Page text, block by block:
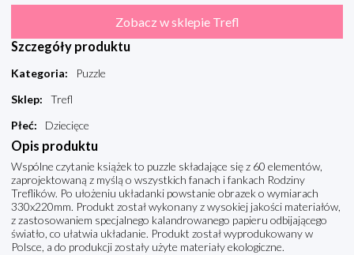
Zobacz w sklepie Trefl
Szczegóły produktu
Kategoria:
Puzzle
Sklep:
Trefl
Płeć: Dziecięce
Opis produktu
Wspólne czytanie książek to puzzle składające się z 60 elementów,
zaprojektowaną z myślą o wszystkich fanach i fankach Rodziny
Treflików. Po ułożeniu układanki powstanie obrazek o wymiarach
330x220mm. Produkt został wykonany z wysokiej jakości materiałów,
z zastosowaniem specjalnego kalandrowanego papieru odbijającego
światło, co ułatwia układanie. Produkt został wyprodukowany w
Polsce, a do produkcji zostały użyte materiały ekologiczne.